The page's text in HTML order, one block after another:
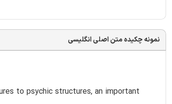
نمونه چکیده متن اصلی انگلیسی
to psychic structures, an important